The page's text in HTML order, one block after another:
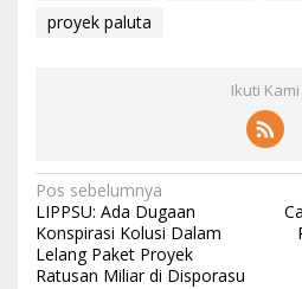
o
K
P
K
proyek paluta
Ikuti Kami
N
a
v
Pos sebelumnya
LIPPSU: Ada Dugaan
Konspirasi Kolusi Dalam
Lelang Paket Proyek
Ratusan Miliar di Disporasu